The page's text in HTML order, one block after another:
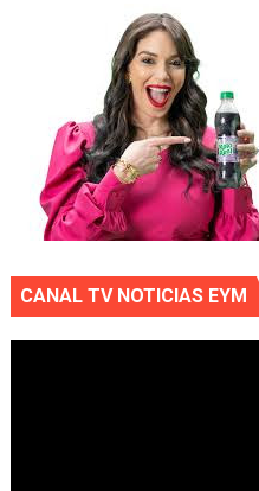
CANAL TV NOTICIAS EYM